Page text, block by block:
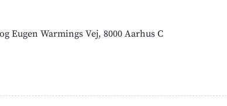
Eugen Warmings Vej, 8000 Aarhus C